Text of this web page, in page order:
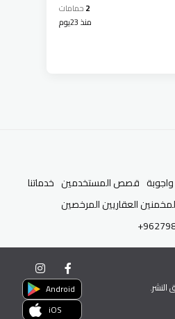
2حمامات
منذ 23يوم
قصص المستخدمين خدماتنا
العقاريين المرخصين
Android
iOS